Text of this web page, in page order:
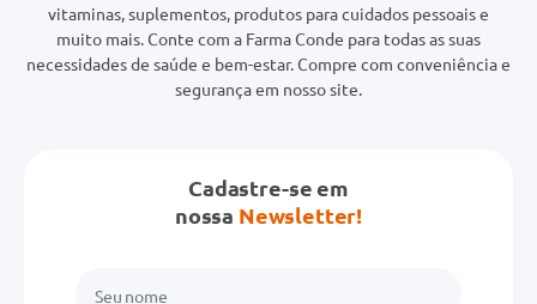
vitaminas, suplementos, produtos para cuidados pessoais e
muito mais. Conte com a Farma Conde para todas as suas
necessidades de saúde e bem-estar. Compre com conveniência e
segurança em nosso site.
Cadastre-se em
nossa Newsletter!